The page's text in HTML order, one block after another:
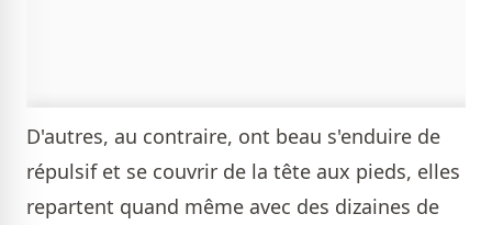
D'autres, au contraire, ont beau s'enduire de
répulsif et se couvrir de la tête aux pieds, elles
repartent quand même avec des dizaines de